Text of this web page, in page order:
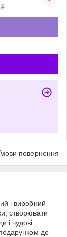
повернення
і виробний
створювати
і чудові
до